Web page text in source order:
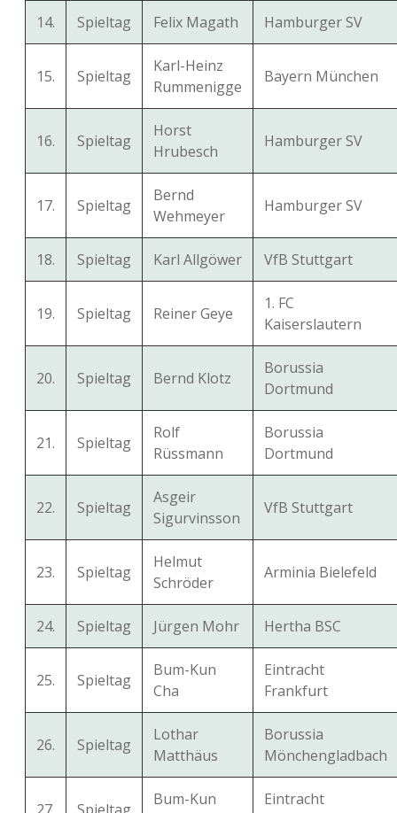
14. Spieltag Felix Magath Hamburger SV
15. Spieltag
Karl-Heinz
Rummenigge
Bayern München
16. Spieltag
Horst
Hrubesch
Hamburger SV
17. Spieltag
Bernd
Wehmeyer
Hamburger SV
18. Spieltag Karl Allgöwer VfB Stuttgart
19. Spieltag Reiner Geye
1. FC
Kaiserslautern
20. Spieltag Bernd Klotz
Borussia
Dortmund
21. Spieltag
Rolf
Rüssmann
Borussia
Dortmund
22. Spieltag
Asgeir
Sigurvinsson
VfB Stuttgart
23. Spieltag
Helmut
Schröder
Arminia Bielefeld
24. Spieltag Jürgen Mohr Hertha BSC
25. Spieltag
Bum-Kun
Cha
Eintracht
Frankfurt
26. Spieltag
Lothar
Matthäus
Borussia
Mönchengladbach
Bum-Kun
Eintracht